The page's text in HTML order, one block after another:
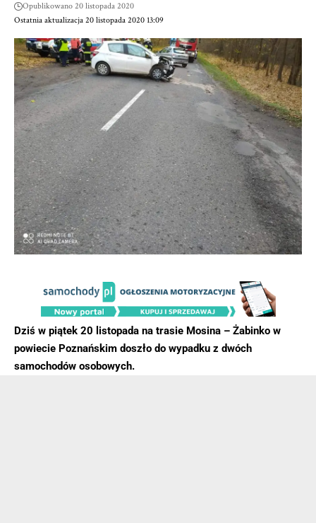
Ostatnia aktualizacja 20 listopada 2020 13:09
Opublikowano 20 listopada 2020
Dziś w piątek 20 listopada na trasie Mosina – Żabinko w
powiecie Poznańskim doszło do wypadku z dwóch
samochodów osobowych.